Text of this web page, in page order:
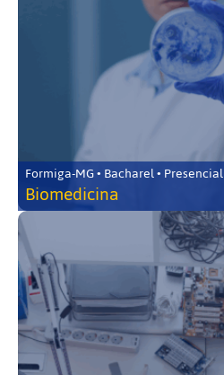
Formiga-MG • Bacharel • Presencial
Biomedicina